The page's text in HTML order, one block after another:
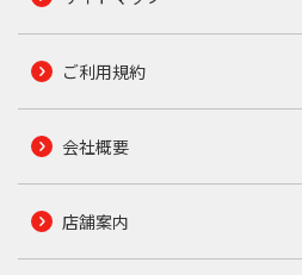
ご利用規約
会社概要
店舗案内